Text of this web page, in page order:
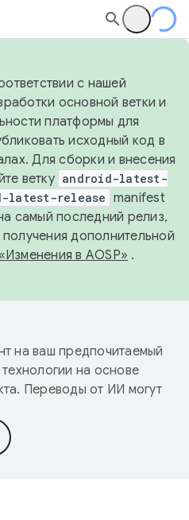
с нашей
основной ветки и
платформы для
исходный код в
Для сборки и внесения
ветку android-latest-
latest-release manifest
самый последний релиз,
дополнительной
в AOSP» .
на ваш предпочитаемый
на основе
Переводы от ИИ могут